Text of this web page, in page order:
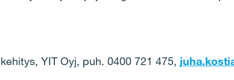
YIT Oyj, puh. 0400 721 475,